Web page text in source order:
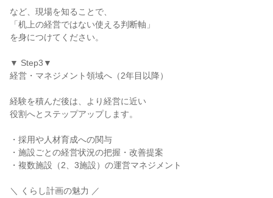
など、現場を知ることで、
「机上の経営ではない使える判断軸」
を身につけてください。
▼ Step3▼
経営・マネジメント領域へ（2年目以降）
経験を積んだ後は、より経営に近い
役割へとステップアップします。
・採用や人材育成への関与
・施設ごとの経営状況の把握・改善提案
・複数施設（2、3施設）の運営マネジメント
＼ くらし計画の魅力 ／